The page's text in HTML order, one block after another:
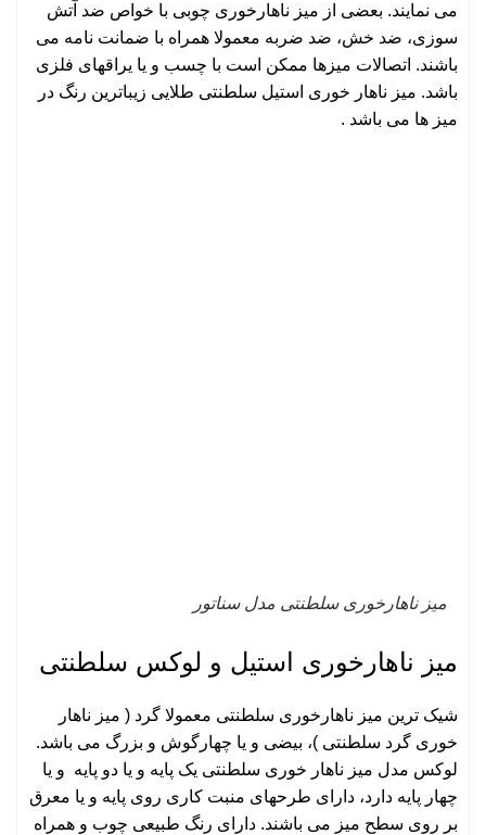
می نمایند. بعضی از میز ناهارخوری چوبی با خواص ضد آتش
سوزی، ضد خش، ضد ضربه معمولا همراه با ضمانت نامه می
باشند. اتصالات میزها ممکن است با چسب و یا یراقهای فلزی
باشد. میز ناهار خوری استیل سلطنتی طلایی زیباترین رنگ در
میز ها می باشد .
میز ناهارخوری سلطنتی مدل سناتور
میز ناهارخوری استیل و لوکس سلطنتی
شیک ترین میز ناهارخوری سلطنتی معمولا گرد ( میز ناهار
خوری گرد سلطنتی )، بیضی و یا چهارگوش و بزرگ می باشد.
لوکس مدل میز ناهار خوری سلطنتی یک پایه و یا دو پایه و یا
چهار پایه دارد، دارای طرحهای منبت کاری روی پایه و یا معرق
بر روی سطح میز می باشند. دارای رنگ طبیعی چوب و همراه